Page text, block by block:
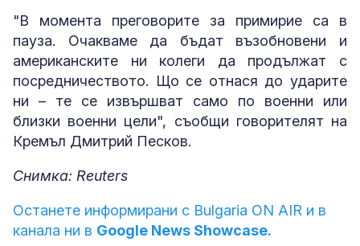
"В момента преговорите за примирие са в
пауза. Очакваме да бъдат възобновени и
американските ни колеги да продължат с
посредничеството. Що се отнася до ударите
ни – те се извършват само по военни или
близки военни цели", съобщи говорителят на
Кремъл Дмитрий Песков.
Снимка: Reuters
Останете информирани с Bulgaria ON AIR и в
канала ни в Google News Showcase.